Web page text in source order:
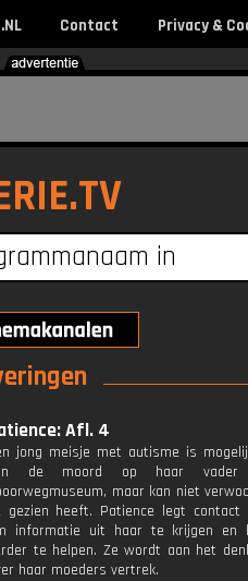
Contact Privacy &
Afl. 4
jong meisje met autisme is
de moord op haar
maar kan niet
gezien heeft. Patience legt contact
informatie uit haar te krijgen en
te helpen. Ze wordt aan het
haar moeders vertrek.